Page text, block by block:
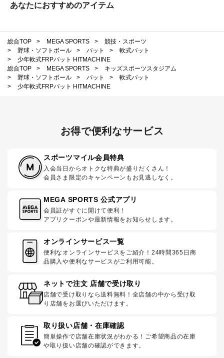
あなたにおすすめのアイテム
総合TOP > MEGA SPORTS >
競技・スポーツ
>
野球・ソフトボール > バット >
軟式バット
>
少年軟式FRPバット HITMACHINE
総合TOP
> MEGA SPORTS >
キッズスポーツスタジアム
>
野球・ソフトボール > バット >
軟式バット
>
少年軟式FRPバット HITMACHINE
お得で便利なサービス
スポーツマイル会員特典
入会当日からオトクな特典が盛りだくさん！
会員さま限定のキャンペーンもお見逃しなく。
MEGA SPORTS 公式アプリ
会員証がすぐに開けて便利！
アプリクーポンや最新情報をお知らせします。
オンラインサービス一覧
便利なオンラインサービスをご紹介！24時間365日商
品購入や便利なサービスがご利用可能。
ネットで注文 店舗で受け取り
店舗で受け取りなら送料無料！全店舗の中から受け取
り店舗をお選びいただけます。
取り扱い店舗・在庫確認
簡単操作で店舗在庫状況がわかる！ご希望商品の在庫
や取り扱い店舗の確認ができます。